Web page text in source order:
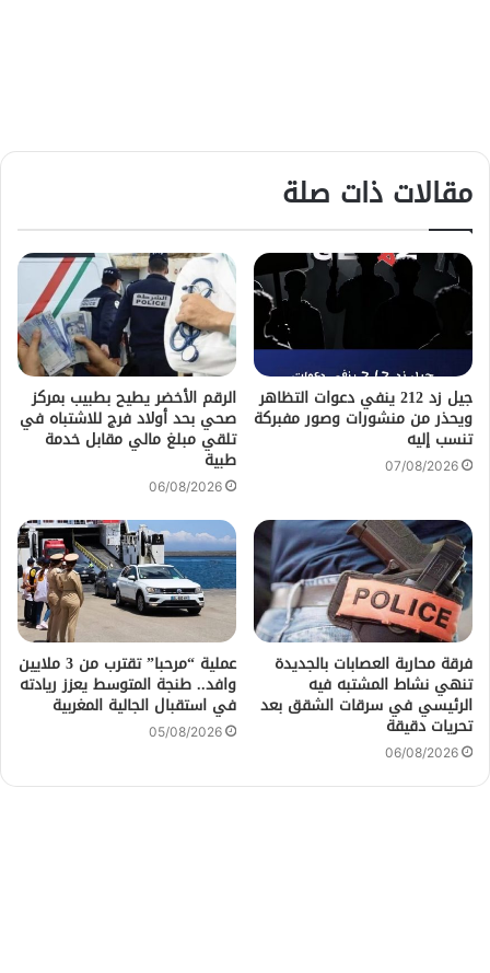
مقالات ذات صلة
جيل زد 212 ينفي دعوات التظاهر
ويحذر من منشورات وصور مفبركة
تنسب إليه
07/08/2026
الرقم الأخضر يطيح بطبيب بمركز
صحي بحد أولاد فرج للاشتباه في
تلقي مبلغ مالي مقابل خدمة
طبية
06/08/2026
فرقة محاربة العصابات بالجديدة
تنهي نشاط المشتبه فيه
الرئيسي في سرقات الشقق بعد
تحريات دقيقة
06/08/2026
عملية “مرحبا” تقترب من 3 ملايين
وافد.. طنجة المتوسط يعزز ريادته
في استقبال الجالية المغربية
05/08/2026